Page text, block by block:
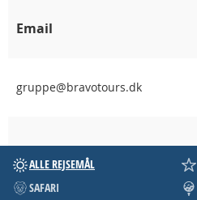
Email
gruppe@bravotours.dk
ALLE REJSEMÅL
SAFARI